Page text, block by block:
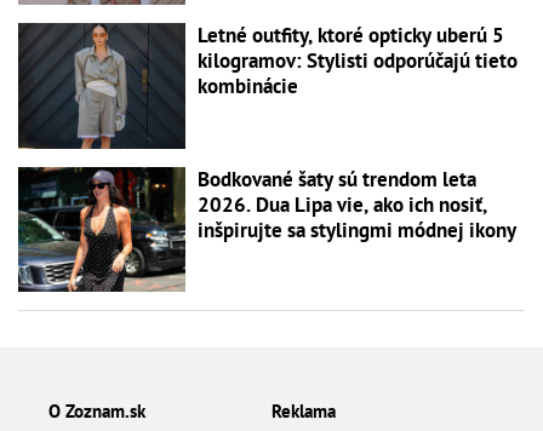
Letné outfity, ktoré opticky uberú 5
kilogramov: Stylisti odporúčajú tieto
kombinácie
Bodkované šaty sú trendom leta
2026. Dua Lipa vie, ako ich nosiť,
inšpirujte sa stylingmi módnej ikony
O Zoznam.sk Reklama